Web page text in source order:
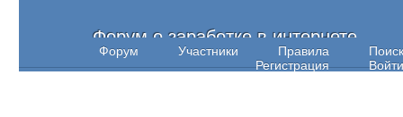
Форум о заработке в интернете
Форум Участники Правила
Поиск
Регистрация
Войти